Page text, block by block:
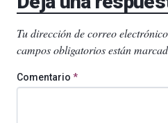
Tu dirección de correo
campos obligatorios están
Comentario *